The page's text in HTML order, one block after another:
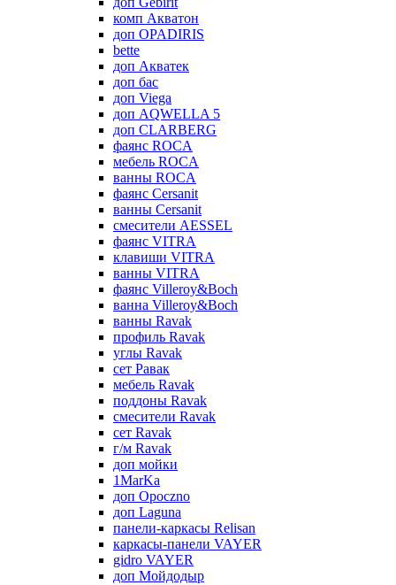
комп Акватон
доп OPADIRIS
bette
доп Акватек
доп бас
доп Viega
доп AQWELLA 5
доп CLARBERG
фаянс ROCA
мебель ROCA
ванны ROCA
фаянс Cersanit
ванны Cersanit
смесители AESSEL
фаянс VITRA
клавиши VITRA
ванны VITRA
фаянс Villeroy&Boch
ванна Villeroy&Boch
ванны Ravak
профиль Ravak
углы Ravak
сет Равак
мебель Ravak
поддоны Ravak
смесители Ravak
сет Ravak
г/м Ravak
доп мойки
1MarKa
доп Opoczno
доп Laguna
панели-каркасы Relisan
каркасы-панели VAYER
gidro VAYER
доп Мойдодыр